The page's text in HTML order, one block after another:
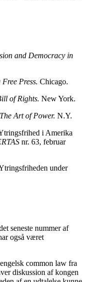
and Democracy in
Press. Chicago.
of Rights. New York.
Art of Power. N.Y.
i Amerika
nr. 63, februar
under
seneste nummer af
også været
common law fra
diskussion af kongen